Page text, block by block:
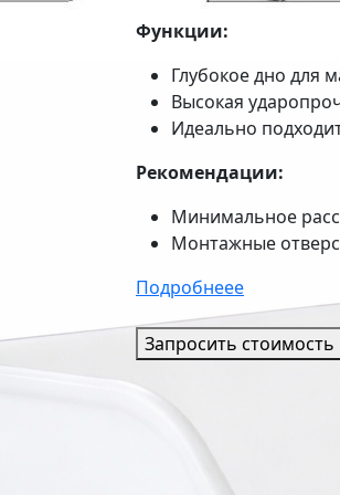
Функции:
Глубокое дно для
Высокая
Идеально
Рекомендации:
Минимальное
Монтажные
Подробнеее
Запросить стоимость